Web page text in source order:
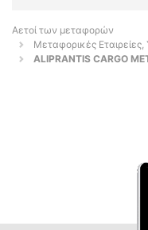
Αετοί των μεταφορών
Μεταφορικές
ALIPRANTIS CARGO